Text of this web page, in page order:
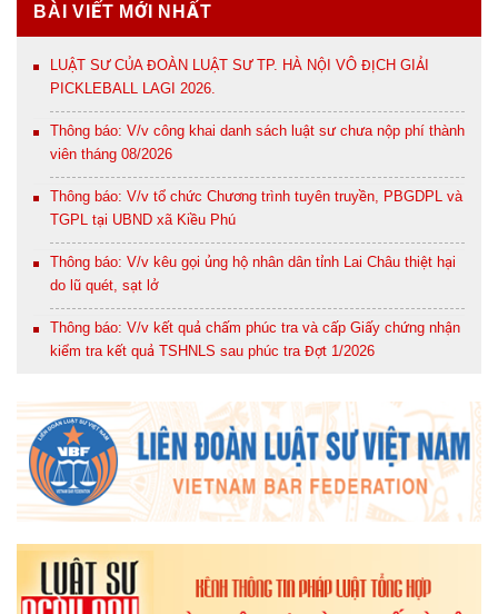
BÀI VIẾT MỚI NHẤT
LUẬT SƯ CỦA ĐOÀN LUẬT SƯ TP. HÀ NỘI VÔ ĐỊCH GIẢI
PICKLEBALL LAGI 2026.
Thông báo: V/v công khai danh sách luật sư chưa nộp phí thành
viên tháng 08/2026
Thông báo: V/v tổ chức Chương trình tuyên truyền, PBGDPL và
TGPL tại UBND xã Kiều Phú
Thông báo: V/v kêu gọi ủng hộ nhân dân tỉnh Lai Châu thiệt hại
do lũ quét, sạt lở
Thông báo: V/v kết quả chấm phúc tra và cấp Giấy chứng nhận
kiểm tra kết quả TSHNLS sau phúc tra Đợt 1/2026